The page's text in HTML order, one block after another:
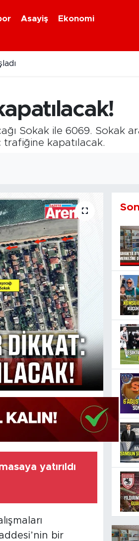
Asayiş
Ekonomi
Sokak ile 6069. Sokak
trafiğine kapatılacak.
yatırıldı
bir